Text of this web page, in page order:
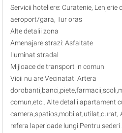
Servicii hoteliere: Curatenie, Lenjerie
aeroport/gara, Tur oras
Alte detalii zona
Amenajare strazi: Asfaltate
Iluminat stradal
Mijloace de transport in comun
Vicii nu are Vecinatati Artera
comun,etc.. Alte detalii apartament
camera,spatios,mobilat,utilat,curat,
refera laperioade lungi.Pentru